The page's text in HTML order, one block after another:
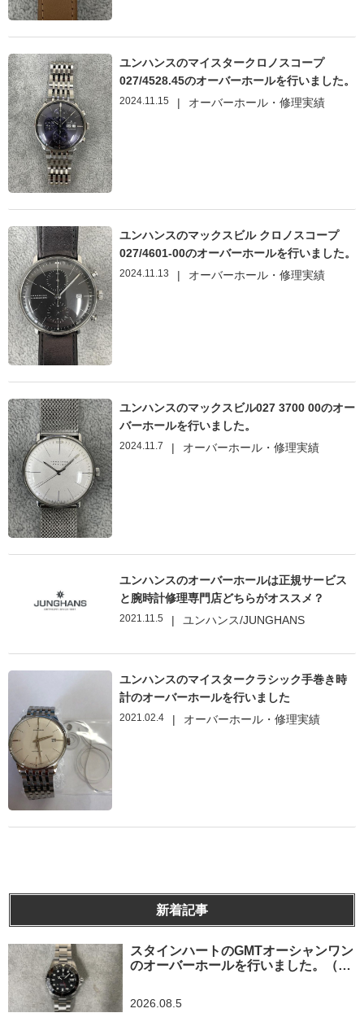
ユンハンスのマイスタークロノスコープ
027/4528.45のオーバーホールを行いました。
2024.11.15 | オーバーホール・修理実績
ユンハンスのマックスビル クロノスコープ
027/4601-00のオーバーホールを行いました。
2024.11.13 | オーバーホール・修理実績
ユンハンスのマックスビル027 3700 00のオー
バーホールを行いました。
2024.11.7 | オーバーホール・修理実績
ユンハンスのオーバーホールは正規サービス
と腕時計修理専門店どちらがオススメ？
2021.11.5 | ユンハンス/JUNGHANS
ユンハンスのマイスタークラシック手巻き時
計のオーバーホールを行いました
2021.02.4 | オーバーホール・修理実績
新着記事
スタインハートのGMTオーシャンワン
のオーバーホールを行いました。（神
2026.08.5